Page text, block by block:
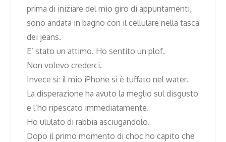
prima di iniziare del mio giro di appuntamenti,
sono andata in bagno con il cellulare nella tasca
dei jeans.
E’ stato un attimo. Ho sentito un plof.
Non volevo crederci.
Invece sì: il mio iPhone si è tuffato nel water.
La disperazione ha avuto la meglio sul disgusto
e l’ho ripescato immediatamente.
Ho ululato di rabbia asciugandolo.
Dopo il primo momento di choc ho capito che